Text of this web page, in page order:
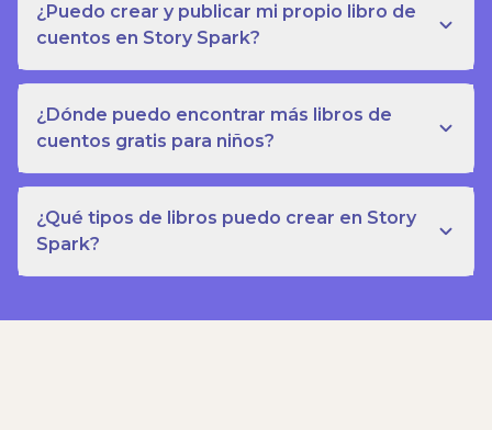
¿Puedo crear y publicar mi propio libro de
cuentos en Story Spark?
¿Dónde puedo encontrar más libros de
cuentos gratis para niños?
¿Qué tipos de libros puedo crear en Story
Spark?